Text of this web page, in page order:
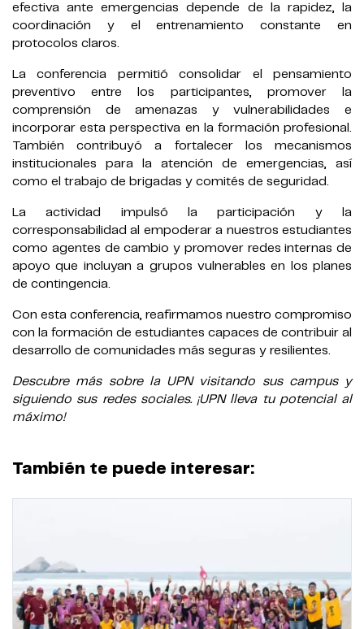
efectiva ante emergencias depende de la rapidez, la
coordinación y el entrenamiento constante en
protocolos claros.
La conferencia permitió consolidar el pensamiento
preventivo entre los participantes, promover la
comprensión de amenazas y vulnerabilidades e
incorporar esta perspectiva en la formación profesional.
También contribuyó a fortalecer los mecanismos
institucionales para la atención de emergencias, así
como el trabajo de brigadas y comités de seguridad.
La actividad impulsó la participación y la
corresponsabilidad al empoderar a nuestros estudiantes
como agentes de cambio y promover redes internas de
apoyo que incluyan a grupos vulnerables en los planes
de contingencia.
Con esta conferencia, reafirmamos nuestro compromiso
con la formación de estudiantes capaces de contribuir al
desarrollo de comunidades más seguras y resilientes.
Descubre más sobre la UPN visitando sus campus y
siguiendo sus redes sociales. ¡UPN lleva tu potencial al
máximo!
También te puede interesar: